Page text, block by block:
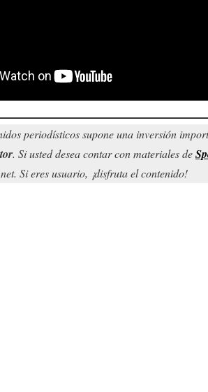
periodísticos supone una inversión
. Si usted desea contar con materiales de
Si eres usuario, ¡disfruta el contenido!